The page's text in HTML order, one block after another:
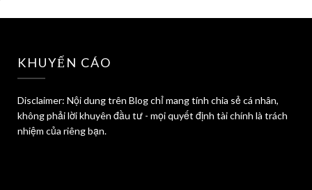
KHUYẾN CÁO
Disclaimer: Nội dung trên Blog chỉ mang tính chia sẻ cá nhân,
không phải lời khuyên đầu tư - mọi quyết định tài chính là trách
nhiệm của riêng bạn.